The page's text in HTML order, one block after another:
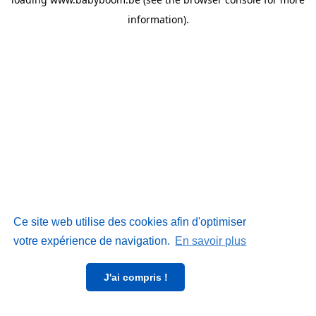
Ce site web utilise des cookies afin d'optimiser
votre expérience de navigation. En savoir plus
J'ai compris !
information).